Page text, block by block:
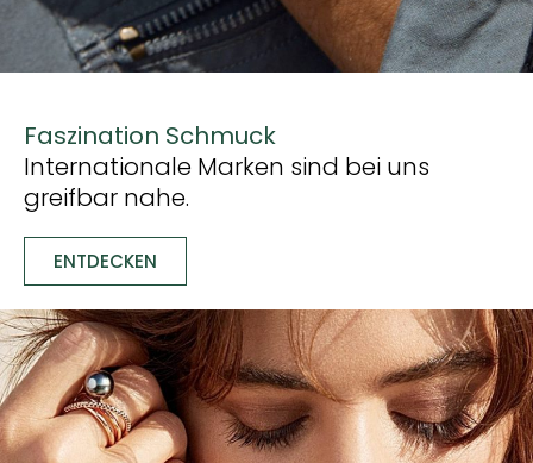
Faszination Schmuck
Internationale Marken sind bei uns
greifbar nahe.
ENTDECKEN